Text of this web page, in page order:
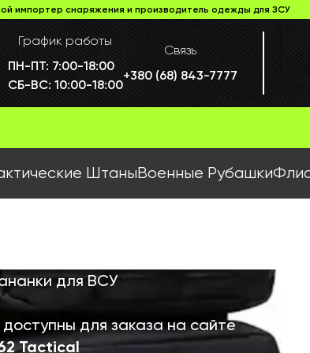
импортер снаряжения и производитель одежды для ЗСУ
График работы
ПН-ПТ: 7:00-18:00
СБ-ВС: 10:00-18:00
Связь
+380 (68) 843-7777
ШтаныВоенные Рубашки
для ВСУ
для заказа на сайте
Tactical